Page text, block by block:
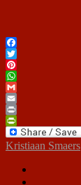
Facebook
Twitter
Pinterest
WhatsApp
Gmail
Email
Print
PrintFriendly
Kristiaan Smaers